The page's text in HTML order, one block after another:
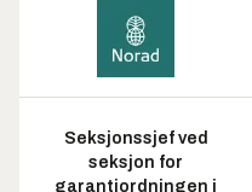
Seksjonssjef ved
seksjon for
garantiordningen i